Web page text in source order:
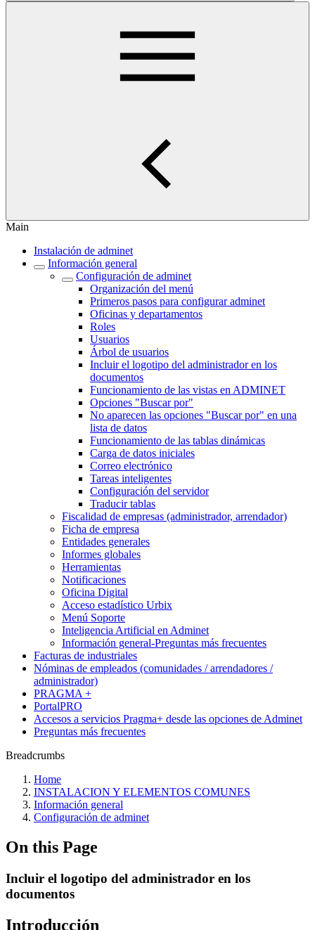
Main
Instalación de adminet
Información general
Configuración de adminet
Organización del menú
Primeros pasos para configurar adminet
Oficinas y departamentos
Roles
Usuarios
Árbol de usuarios
Incluir el logotipo del administrador en los
documentos
Funcionamiento de las vistas en ADMINET
Opciones "Buscar por"
No aparecen las opciones "Buscar por" en una
lista de datos
Funcionamiento de las tablas dinámicas
Carga de datos iniciales
Correo electrónico
Tareas inteligentes
Configuración del servidor
Traducir tablas
Fiscalidad de empresas (administrador, arrendador)
Ficha de empresa
Entidades generales
Informes globales
Herramientas
Notificaciones
Oficina Digital
Acceso estadístico Urbix
Menú Soporte
Inteligencia Artificial en Adminet
Información general-Preguntas más frecuentes
Facturas de industriales
Nóminas de empleados (comunidades / arrendadores /
administrador)
PRAGMA +
PortalPRO
Accesos a servicios Pragma+ desde las opciones de Adminet
Preguntas más frecuentes
Breadcrumbs
Home
INSTALACION Y ELEMENTOS COMUNES
Información general
Configuración de adminet
On this Page
Incluir el logotipo del administrador en los
documentos
Introducción